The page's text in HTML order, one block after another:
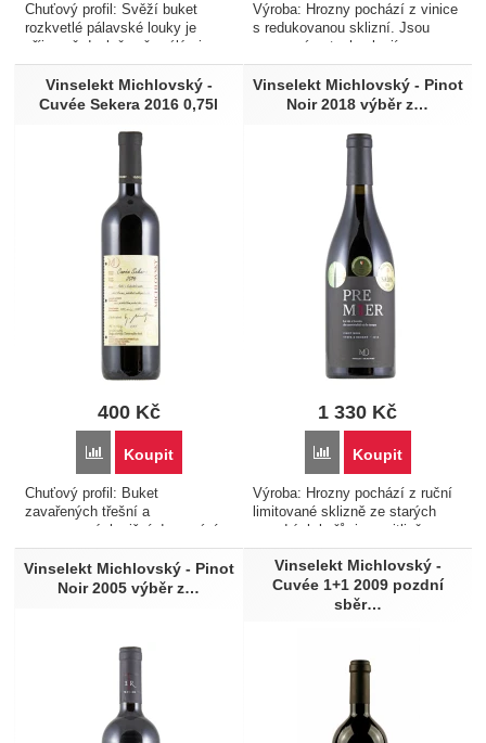
Chuťový profil: Svěží buket
rozkvetlé pálavské louky je
příjemně doplněn přezrálými
mirabelkami s kručinko-
citrusovým závěrem. Párování s
jídlem: Doporučujeme ke králičí
Výroba: Hrozny pochází z vinice
s redukovanou sklizní. Jsou
zpracovány technologií
kontrolované fermentace s
následným zráním ve 2-4letých
sudech z francouzského dubu.
Vinselekt Michlovský -
Cuvée Sekera 2016 0,75l
400 Kč
Přidat 'Vinselekt Michlovský - Cuvée Sekera 2016 0,75l' k
Koupit
Chuťový profil: Buket
zavařených třešní a
macerovaných višní doprovází
jemný pralinkový buket s
opulentními taniny v závěru.
Párování s
Vinselekt Michlovský - Pinot
Noir 2018 výběr z…
1 330 Kč
Přidat 'Vinselekt
Koupit
Výroba: Hrozny pochází z ruční
limitované sklizně ze starých
moudrých keřů, jsou citlivě
zpracovány a přirozeně
fermentovány s dlouhodobým
zráním na pevných částech
hroznů ve 100% nových
Vinselekt Michlovský - Pinot
Noir 2005 výběr z…
Vinselekt Michlovský -
Cuvée 1+1 2009 pozdní
sběr…